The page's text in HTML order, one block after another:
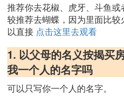
推荐你去花椒、虎牙、斗鱼
较推荐去蝴蝶，因为里面比
以直接 点击这里去观看
1. 以父母的名义按揭买
我一个人的名字吗
可以只写你一个人的名字。